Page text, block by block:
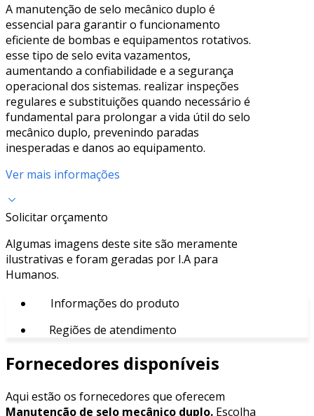
A manutenção de selo mecânico duplo é
essencial para garantir o funcionamento
eficiente de bombas e equipamentos rotativos.
esse tipo de selo evita vazamentos,
aumentando a confiabilidade e a segurança
operacional dos sistemas. realizar inspeções
regulares e substituições quando necessário é
fundamental para prolongar a vida útil do selo
mecânico duplo, prevenindo paradas
inesperadas e danos ao equipamento.
Ver mais informações
Solicitar orçamento
Algumas imagens deste site são meramente
ilustrativas e foram geradas por I.A para
Humanos.
Informações do produto
Regiões de atendimento
Fornecedores disponíveis
Aqui estão os fornecedores que oferecem
Manutenção de selo mecânico duplo. Escolha